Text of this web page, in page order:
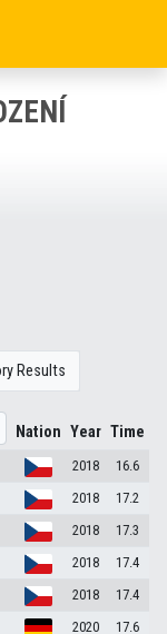
Results
Nation Year Time
2018
16.6
2018
17.2
2018
17.3
2018
17.4
2018
17.4
2020
17.6